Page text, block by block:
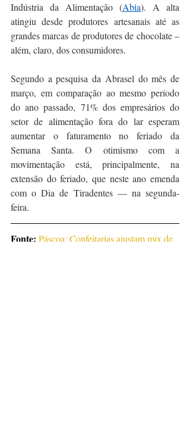
Indústria da Alimentação (Abia). A alta
atingiu desde produtores artesanais até as
grandes marcas de produtores de chocolate –
além, claro, dos consumidores.
Segundo a pesquisa da Abrasel do mês de
março, em comparação ao mesmo período
do ano passado, 71% dos empresários do
setor de alimentação fora do lar esperam
aumentar o faturamento no feriado da
Semana Santa. O otimismo com a
movimentação está, principalmente, na
extensão do feriado, que neste ano emenda
com o Dia de Tiradentes — na segunda-
feira.
Fonte: Páscoa: Confeitarias ajustam mix de